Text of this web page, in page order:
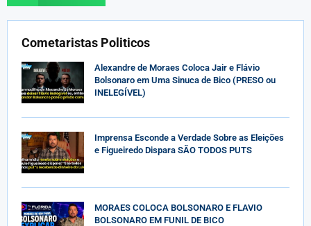
Cometaristas Politicos
Alexandre de Moraes Coloca Jair e Flávio
Bolsonaro em Uma Sinuca de Bico (PRESO ou
INELEGÍVEL)
Imprensa Esconde a Verdade Sobre as Eleições
e Figueiredo Dispara SÃO TODOS PUTS
MORAES COLOCA BOLSONARO E FLAVIO
BOLSONARO EM FUNIL DE BICO